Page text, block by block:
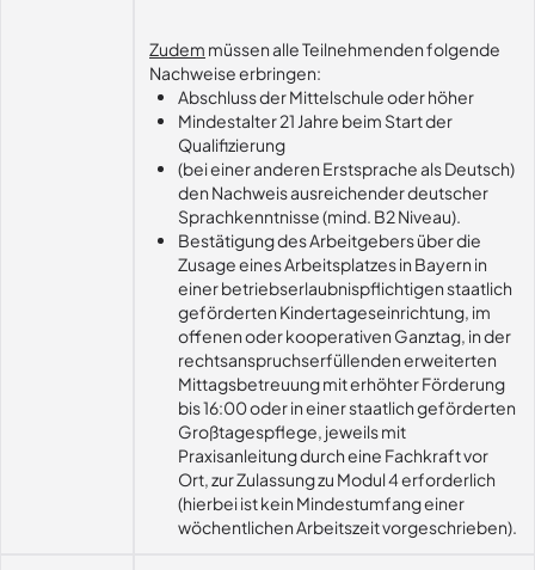
Zudem müssen alle Teilnehmenden folgende
Nachweise erbringen:
Abschluss der Mittelschule oder höher
Mindestalter 21 Jahre beim Start der
Qualifizierung
(bei einer anderen Erstsprache als Deutsch)
den Nachweis ausreichender deutscher
Sprachkenntnisse (mind. B2 Niveau).
Bestätigung des Arbeitgebers über die
Zusage eines Arbeitsplatzes in Bayern in
einer betriebserlaubnispflichtigen staatlich
geförderten Kindertageseinrichtung, im
offenen oder kooperativen Ganztag, in der
rechtsanspruchserfüllenden erweiterten
Mittagsbetreuung mit erhöhter Förderung
bis 16:00 oder in einer staatlich geförderten
Großtagespflege, jeweils mit
Praxisanleitung durch eine Fachkraft vor
Ort, zur Zulassung zu Modul 4 erforderlich
(hierbei ist kein Mindestumfang einer
wöchentlichen Arbeitszeit vorgeschrieben).